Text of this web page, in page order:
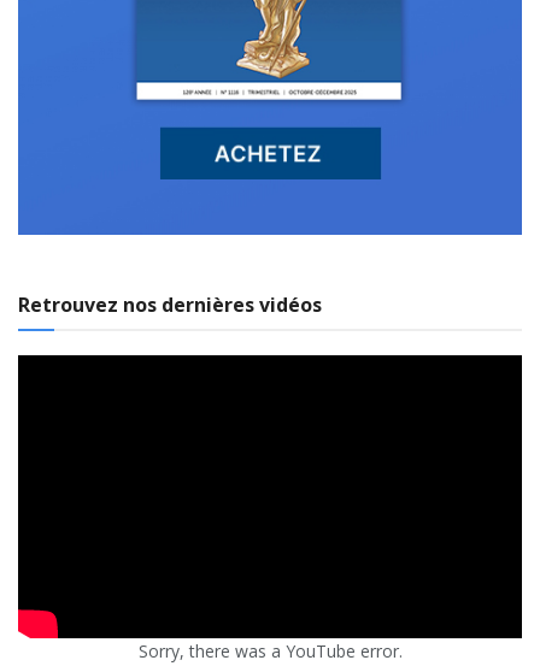
Retrouvez nos dernières vidéos
Sorry, there was a YouTube error.